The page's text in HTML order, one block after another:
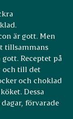
är gott. Men
tillsammans
Receptet på
och till det
och choklad
Dessa
förvarade